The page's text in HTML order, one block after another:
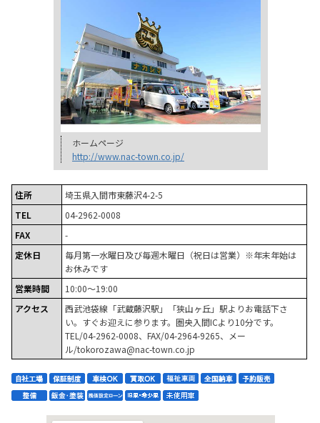
ホームページ
http://www.nac-town.co.jp/
住所
埼玉県入間市東藤沢4-2-5
TEL
04-2962-0008
FAX
-
定休日
毎月第一水曜日及び毎週木曜日（祝日は営業）※年末年始は
お休みです
営業時間
10:00～19:00
アクセス
西武池袋線「武蔵藤沢駅」「狭山ヶ丘」駅よりお電話下さ
い。すぐお迎えに参ります。圏央入間ICより10分です。
TEL/04-2962-0008、FAX/04-2964-9265、メー
ル/tokorozawa@nac-town.co.jp